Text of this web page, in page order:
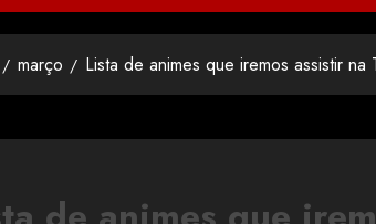
março Lista de animes que iremos assistir